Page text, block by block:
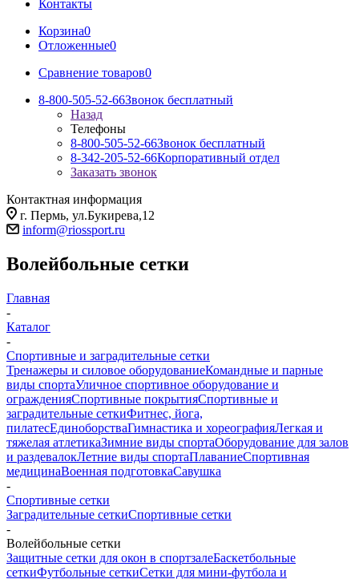
Контакты
Корзина0
Отложенные0
Сравнение товаров0
8-800-505-52-66Звонок бесплатный
Назад
Телефоны
8-800-505-52-66Звонок бесплатный
8-342-205-52-66Корпоративный отдел
Заказать звонок
Контактная информация
г. Пермь, ул.Букирева,12
inform@riossport.ru
Волейбольные сетки
Главная
-
Каталог
-
Спортивные и заградительные сетки
Тренажеры и силовое оборудованиеКомандные и парные
виды спортаУличное спортивное оборудование и
огражденияСпортивные покрытияСпортивные и
заградительные сеткиФитнес, йога,
пилатесЕдиноборстваГимнастика и хореографияЛегкая и
тяжелая атлетикаЗимние виды спортаОборудование для залов
и раздевалокЛетние виды спортаПлаваниеСпортивная
медицинаВоенная подготовкаСавушка
-
Спортивные сетки
Заградительные сеткиСпортивные сетки
-
Волейбольные сетки
Защитные сетки для окон в спортзалеБаскетбольные
сеткиФутбольные сеткиСетки для мини-футбола и